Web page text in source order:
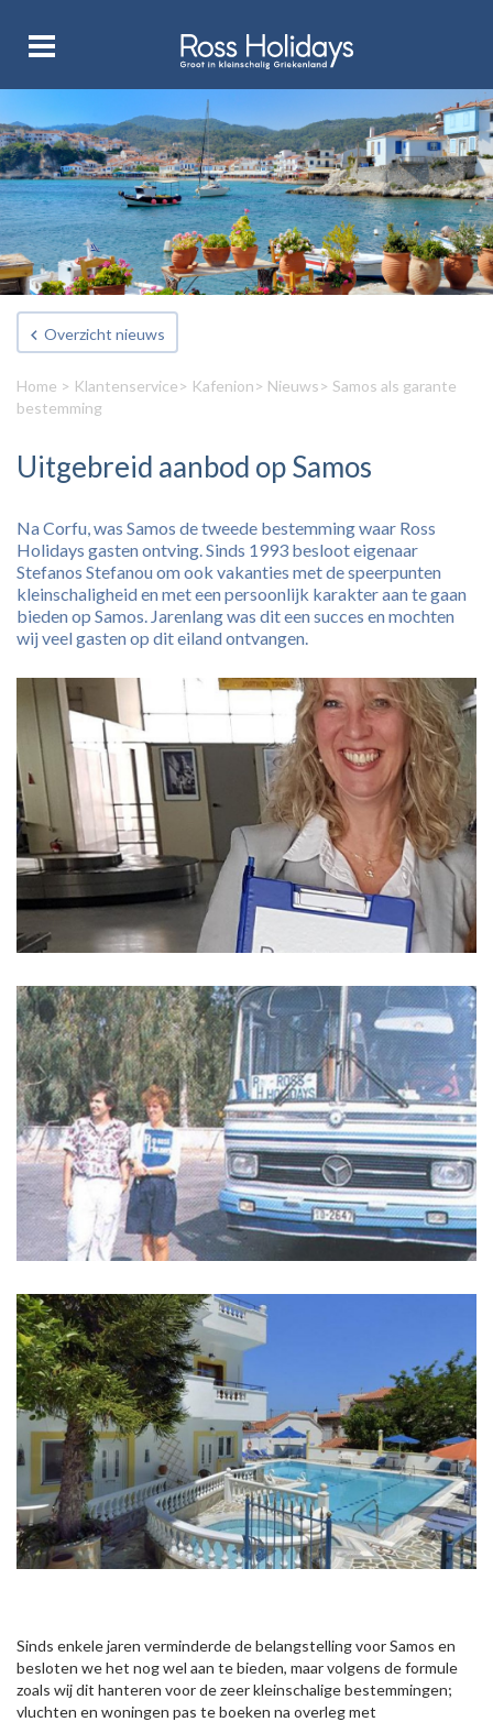
Overzicht nieuws
Home > Klantenservice> Kafenion> Nieuws> Samos als garante
bestemming
Uitgebreid aanbod op Samos
Na Corfu, was Samos de tweede bestemming waar Ross
Holidays gasten ontving. Sinds 1993 besloot eigenaar
Stefanos Stefanou om ook vakanties met de speerpunten
kleinschaligheid en met een persoonlijk karakter aan te gaan
bieden op Samos. Jarenlang was dit een succes en mochten
wij veel gasten op dit eiland ontvangen.
Sinds enkele jaren verminderde de belangstelling voor Samos en
besloten we het nog wel aan te bieden, maar volgens de formule
zoals wij dit hanteren voor de zeer kleinschalige bestemmingen;
vluchten en woningen pas te boeken na overleg met